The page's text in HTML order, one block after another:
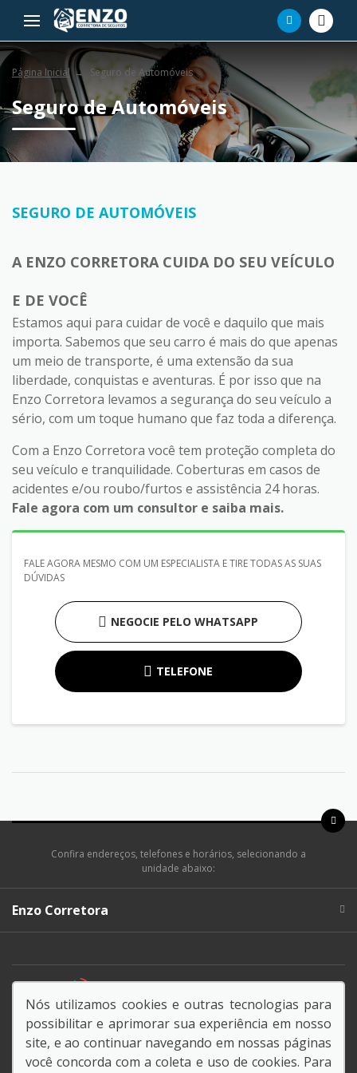
Página Inicial Seguro de Automóveis
Seguro de Automóveis
SEGURO DE AUTOMÓVEIS
A ENZO CORRETORA CUIDA DO SEU VEÍCULO
E DE VOCÊ
Estamos aqui para cuidar de você e daquilo que mais
importa. Sabemos que seu carro é mais do que apenas
um meio de transporte, é uma extensão da sua
liberdade, conquistas e aventuras. É por isso que na
Enzo Corretora levamos a segurança do seu veículo a
sério, com um toque humano que faz toda a diferença.
Com a Enzo Corretora você tem proteção completa do
seu veículo e tranquilidade. Coberturas em casos de
acidentes e/ou roubo/furtos e assistência 24 horas.
Fale agora com um consultor e saiba mais.
FALE AGORA MESMO COM UM ESPECIALISTA E TIRE TODAS AS SUAS
DÚVIDAS
NEGOCIE PELO WHATSAPP
TELEFONE
Confira endereços, telefones e horários, selecionando a
unidade abaixo:
Enzo Corretora
DESACELERE. SEU BEM MAIOR É A VIDA.
Nós utilizamos cookies e outras tecnologias para
possibilitar e aprimorar sua experiência em nosso
site, e ao continuar navegando em nossas páginas
você concorda com a coleta e uso de cookies. Para